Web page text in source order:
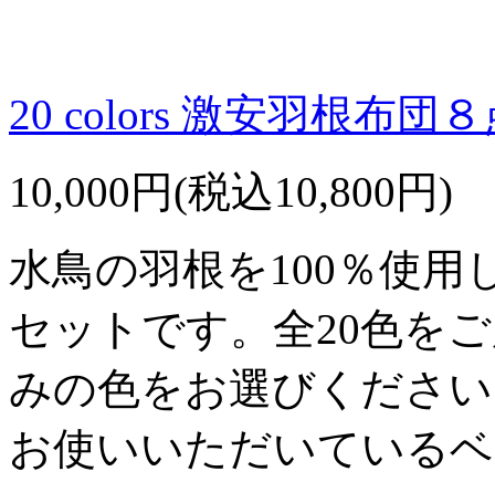
20 colors 激安羽根布団
10,000円(税込10,800円)
水鳥の羽根を100％使用
セットです。全20色を
みの色をお選びくださ
お使いいただいている